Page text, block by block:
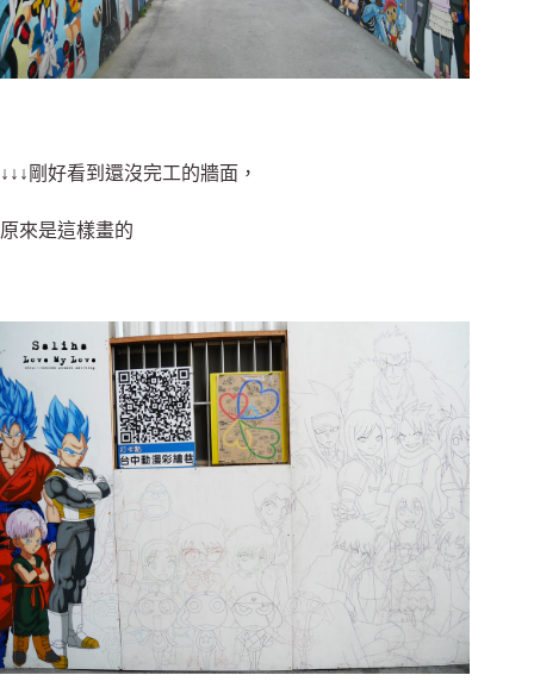
↓↓↓剛好看到還沒完工的牆面，
原來是這樣畫的